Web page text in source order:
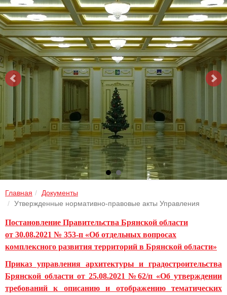
Главная
Документы
Утвержденные нормативно-правовые акты Управления
Постановление Правительства Брянской области
от 30.08.2021 № 353-п «Об отдельных вопросах
комплексного развития территорий в Брянской области»
Приказ управления архитектуры и градостроительства
Брянской области от 25.08.2021 №62/п «Об утверждении
требований к описанию и отображению тематических